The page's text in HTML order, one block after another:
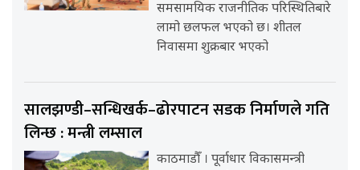
समसामयिक राजनीतिक परिस्थितिबारे
लामो छलफल भएको छ। शीतल
निवासमा शुक्रबार भएको
सालझण्डी–सन्धिखर्क–ढोरपाटन सडक निर्माणले गति
लिन्छ : मन्त्री लम्साल
काठमाडौँ । पूर्वाधार विकासमन्त्री